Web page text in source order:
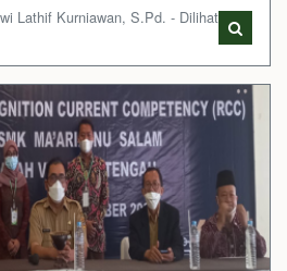
Lathif Kurniawan, S.Pd. - Dilihat